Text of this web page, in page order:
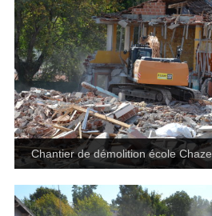
Chantier de démolition école Chaze